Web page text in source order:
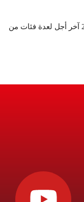
الإقرارات والأداءات الضريبية.. 31 يوليوز 2026 آخر أجل لعدة فئات من